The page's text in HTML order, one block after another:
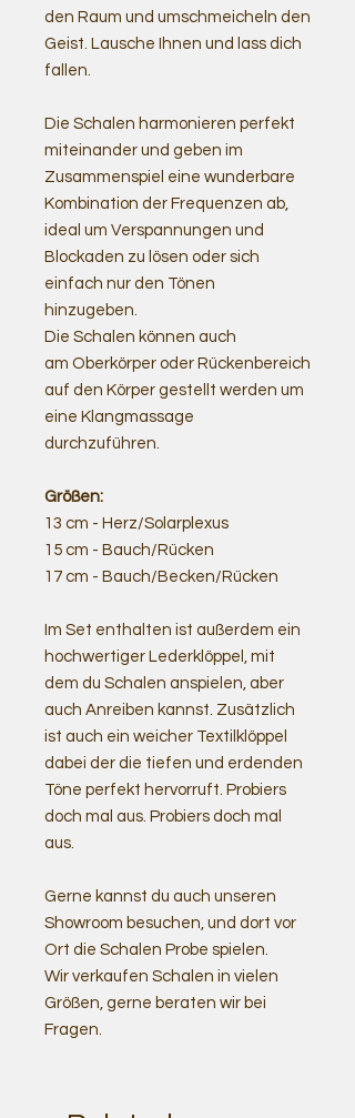
den Raum und umschmeicheln den
Geist. Lausche Ihnen und lass dich
fallen.
Die Schalen harmonieren perfekt
miteinander und geben im
Zusammenspiel eine wunderbare
Kombination der Frequenzen ab,
ideal um Verspannungen und
Blockaden zu lösen oder sich
einfach nur den Tönen
hinzugeben.
Die Schalen können auch
am Oberkörper oder Rückenbereich
auf den Körper gestellt werden um
eine Klangmassage
durchzuführen.
Größen:
13 cm - Herz/Solarplexus
15 cm - Bauch/Rücken
17 cm - Bauch/Becken/Rücken
Im Set enthalten ist außerdem ein
hochwertiger Lederklöppel, mit
dem du Schalen anspielen, aber
auch Anreiben kannst. Zusätzlich
ist auch ein weicher Textilklöppel
dabei der die tiefen und erdenden
Töne perfekt hervorruft. Probiers
doch mal aus. Probiers doch mal
aus.
Gerne kannst du auch unseren
Showroom besuchen, und dort vor
Ort die Schalen Probe spielen.
Wir verkaufen Schalen in vielen
Größen, gerne beraten wir bei
Fragen.